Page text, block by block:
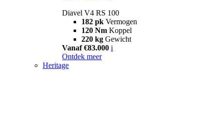
Diavel V4 RS 100
182 pk Vermogen
120 Nm Koppel
220 kg Gewicht
Vanaf €83.000 i
Ontdek meer
Heritage